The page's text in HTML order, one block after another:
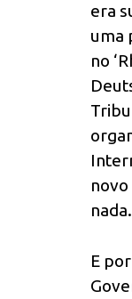
era
uma
no
nada.
E